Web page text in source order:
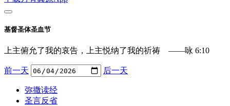
基督圣体圣血节
上主俯允了我的哀告，上主悦纳了我的祈祷 ——咏 6:10
前一天 后一天
弥撒读经
圣言反省